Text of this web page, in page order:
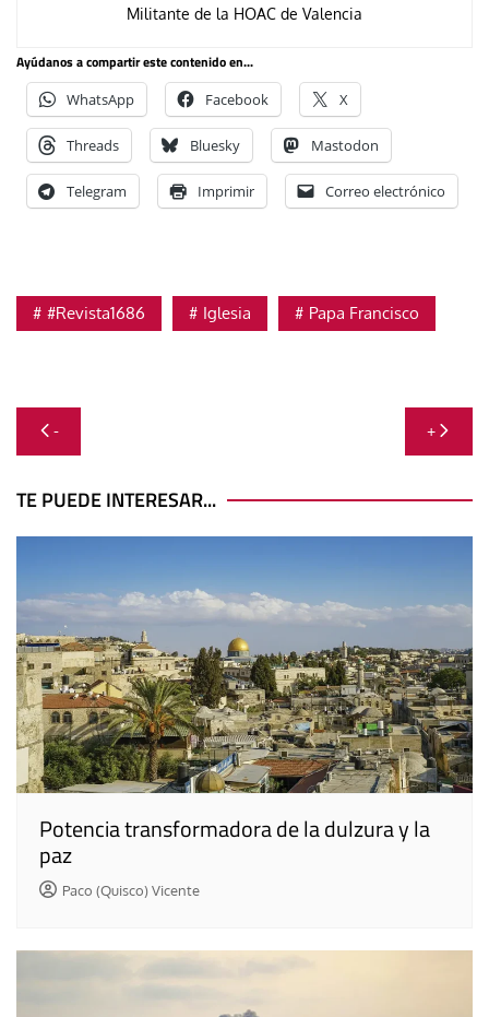
Militante de la HOAC de Valencia
Ayúdanos a compartir este contenido en...
WhatsApp Facebook X
Threads Bluesky Mastodon
Telegram Imprimir Correo electrónico
#Revista1686 Iglesia Papa Francisco
Navegación
de
entradas
- +
TE PUEDE INTERESAR...
Potencia transformadora de la dulzura y la
paz
Paco (Quisco) Vicente